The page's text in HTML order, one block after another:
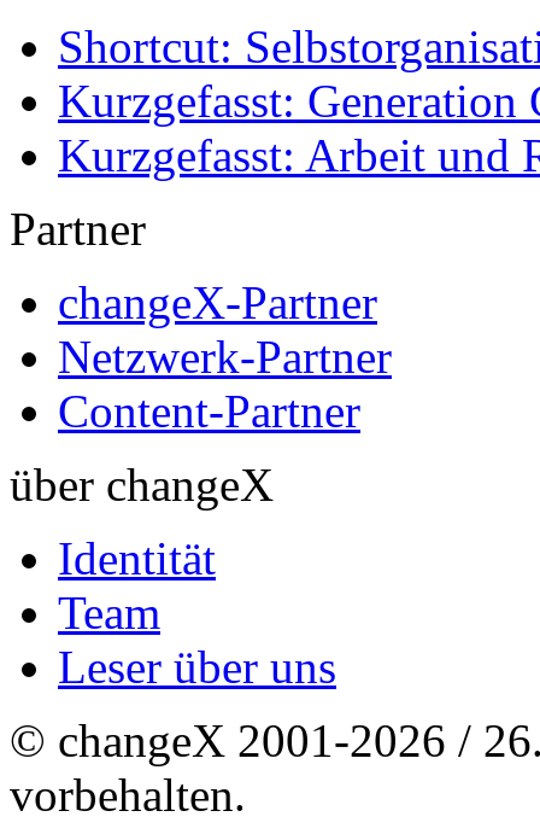
Shortcut:
Kurzgefasst: Generation
Kurzgefasst: Arbeit und
Partner
changeX-Partner
Netzwerk-Partner
Content-Partner
über changeX
Identität
Team
Leser über uns
© changeX 2001-2026 /
vorbehalten.